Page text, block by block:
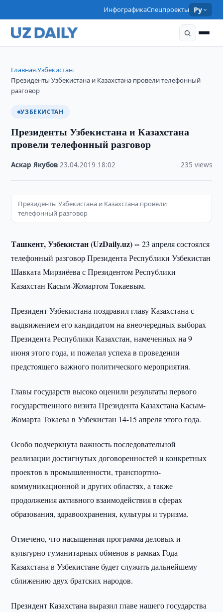
ИнфографикаСпецпроекты Ру
Главная›Узбекистан›
Президенты Узбекистана и Казахстана провели телефонный
разговор
УЗБЕКИСТАН
Президенты Узбекистана и Казахстана
провели телефонный разговор
Аскар Якубов ·23.04.2019 18:02 235 views
Президенты Узбекистана и Казахстана провели
телефонный разговор
Ташкент, Узбекистан (UzDaily.uz) --23 апреля состоялся
телефонный разговор Президента Республики Узбекистан
Шавката Мирзиёева с Президентом Республики
Казахстан Касым-Жомартом Токаевым.
Президент Узбекистана поздравил главу Казахстана с
выдвижением его кандидатом на внеочередных выборах
Президента Республики Казахстан, намеченных на 9
июня этого года, и пожелал успеха в проведении
предстоящего важного политического мероприятия.
Главы государств высоко оценили результаты первого
государственного визита Президента Казахстана Касым-
Жомарта Токаева в Узбекистан 14-15 апреля этого года.
Особо подчеркнута важность последовательной
реализации достигнутых договоренностей и конкретных
проектов в промышленности, транспортно-
коммуникационной и других областях, а также
продолжения активного взаимодействия в сферах
образования, здравоохранения, культуры и туризма.
Отмечено, что насыщенная программа деловых и
культурно-гуманитарных обменов в рамках Года
Казахстана в Узбекистане будет служить дальнейшему
сближению двух братских народов.
Президент Казахстана выразил главе нашего государства